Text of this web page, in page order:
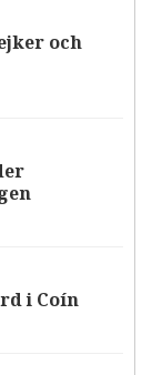
och
i Coín